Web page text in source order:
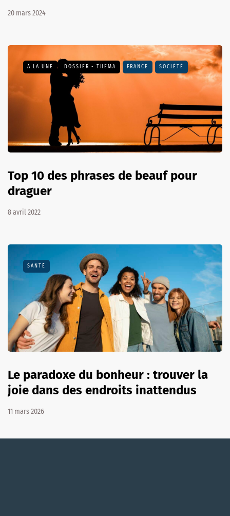
20 mars 2024
A LA UNE DOSSIER - THEMA FRANCE SOCIÉTÉ
Top 10 des phrases de beauf pour
draguer
8 avril 2022
SANTÉ
Le paradoxe du bonheur : trouver la
joie dans des endroits inattendus
11 mars 2026